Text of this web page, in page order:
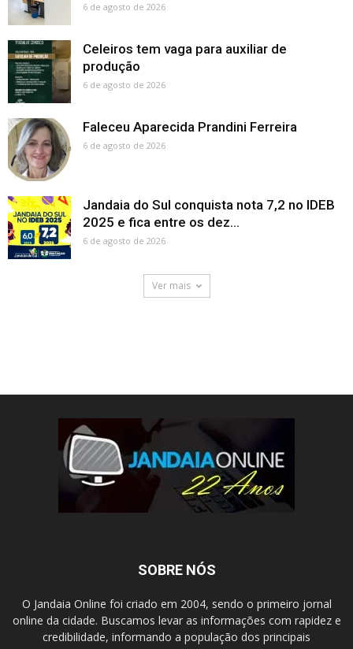
6 de agosto de 2026
Celeiros tem vaga para auxiliar de
produção
6 de agosto de 2026
Faleceu Aparecida Prandini Ferreira
6 de agosto de 2026
Jandaia do Sul conquista nota 7,2 no IDEB
2025 e fica entre os dez...
6 de agosto de 2026
Ver mais
SOBRE NÓS
O Jandaia Online foi criado em 2004, sendo o primeiro jornal
online da cidade. Buscamos levar as informações com rapidez e
credibilidade, informando a população dos principais